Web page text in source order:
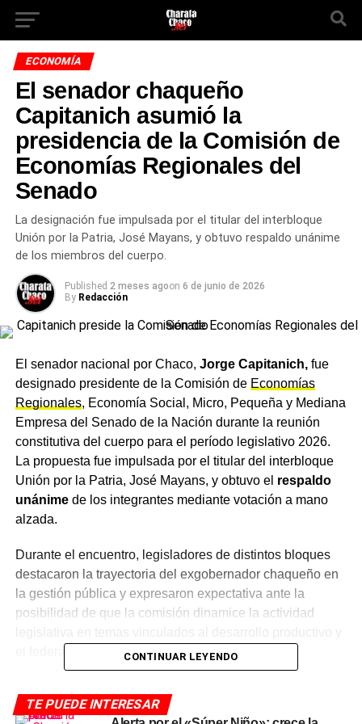
ECONOMÍA
El senador chaqueño
Capitanich asumió la
presidencia de la Comisión de
Economías Regionales del
Senado
La designación fue impulsada por el titular del interbloque
Unión por la Patria, José Mayans, y obtuvo respaldo unánime
de los miembros del cuerpo.
Published 2 meses agoon 6 de junio de 2026
By Redacción
El senador nacional por Chaco, Jorge Capitanich,fue
designado presidente de la Comisión de Economías
Regionales, Economía Social, Micro, Pequeña y Mediana
Empresa del Senado de la Nación durante la reunión
constitutiva del cuerpo para el período legislativo 2026.
La propuesta fue impulsada por el titular del interbloque
Unión por la Patria, José Mayans, y obtuvo el respaldo
unánimede los integrantes mediante votación a mano
alzada.
Durante el encuentro, legisladores de distintos bloques
destacaron la trayectoria del exgobernador chaqueño en
la gestión pública y expresaron expectativa ante la
posibilidad de que la comisión dinamice la actividad
el federalismo económico.
Una agenda urgente con foco en
CONTINUAR LEYENDO
TE PUEDE INTERESAR